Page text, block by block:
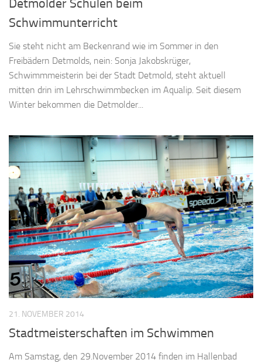
Detmolder Schulen beim
Schwimmunterricht
Sie steht nicht am Beckenrand wie im Sommer in den
Freibädern Detmolds, nein: Sonja Jakobskrüger,
Schwimmmeisterin bei der Stadt Detmold, steht aktuell
mitten drin im Lehrschwimmbecken im Aqualip. Seit diesem
Winter bekommen die Detmolder...
21. NOVEMBER 2014
Stadtmeisterschaften im Schwimmen
Am Samstag, den 29.November 2014 finden im Hallenbad